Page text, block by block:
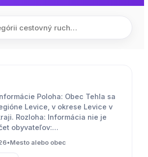
Poloha: Obec Tehla sa
Levice, v okrese Levice v
Rozloha: Informácia nie je
obyvateľov:…
•Mesto alebo obec